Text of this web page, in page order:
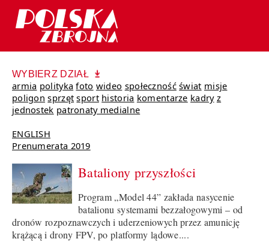
WYBIERZ DZIAŁ
armia polityka foto wideo społeczność świat misje
poligon sprzęt sport historia komentarze kadry z
jednostek patronaty medialne
ENGLISH
Prenumerata 2019
Bataliony przyszłości
Program „Model 44” zakłada nasycenie
batalionu systemami bezzałogowymi – od
dronów rozpoznawczych i uderzeniowych przez amunicję
krążącą i drony FPV, po platformy lądowe....